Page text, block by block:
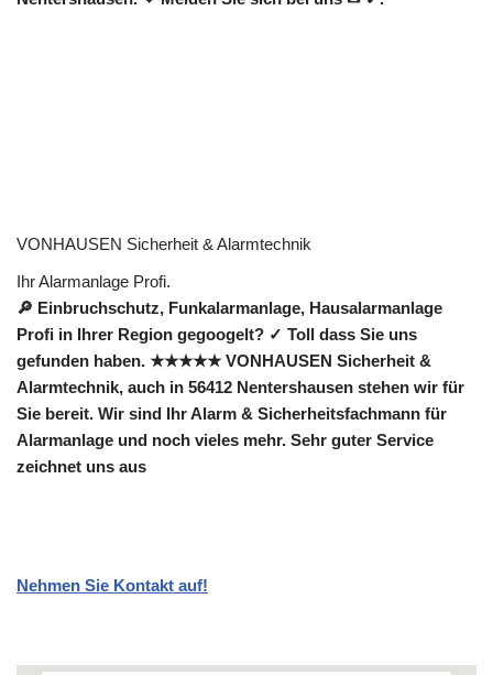
VONHAUSEN Sicherheit & Alarmtechnik
Ihr Alarmanlage Profi.
🔎 Einbruchschutz, Funkalarmanlage, Hausalarmanlage
Profi in Ihrer Region gegoogelt? ✓ Toll dass Sie uns
gefunden haben. ★★★★★ VONHAUSEN Sicherheit &
Alarmtechnik, auch in 56412 Nentershausen stehen wir für
Sie bereit. Wir sind Ihr Alarm & Sicherheitsfachmann für
Alarmanlage und noch vieles mehr. Sehr guter Service
zeichnet uns aus
Nehmen Sie Kontakt auf!